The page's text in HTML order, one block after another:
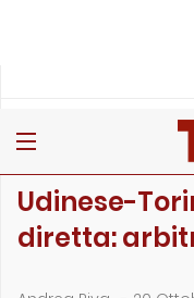
Udinese-
diretta: